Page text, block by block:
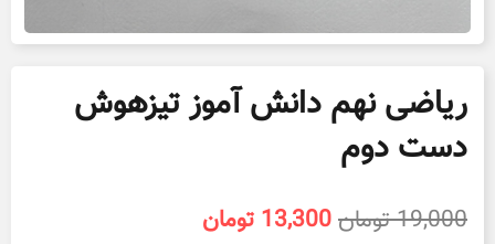
ریاضی نهم دانش آموز تیزهوش
دست دوم
19,000تومانقیمت
13,300 تومان